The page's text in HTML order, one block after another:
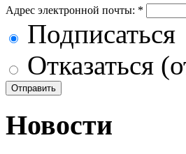
Адрес электронной почты: *
Подписаться
Отказаться
Новости